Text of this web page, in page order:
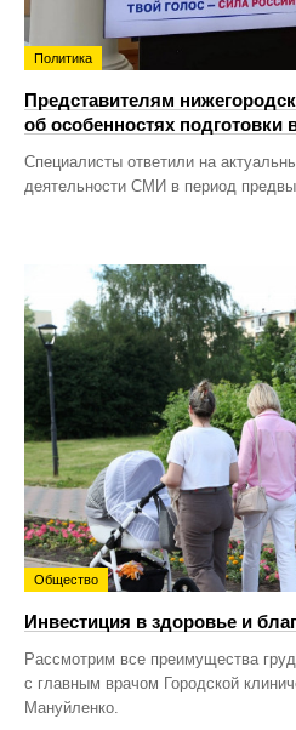
Политика
Представителям
об особенностях подготовки
Специалисты ответили на
деятельности СМИ в период
Общество
Инвестиция в здоровье и
Рассмотрим все преимущества
с главным врачом Городской
Мануйленко.